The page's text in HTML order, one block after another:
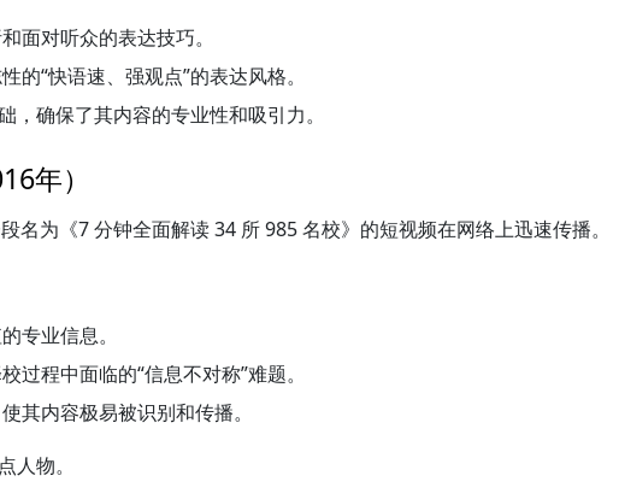
面对听众的表达技巧。
“快语速、强观点”的表达风格。
，确保了其内容的专业性和吸引力。
年）
为《7 分钟全面解读 34 所 985 名校》的短视频在网络上迅速传播。
专业信息。
程中面临的“信息不对称”难题。
其内容极易被识别和传播。
物。